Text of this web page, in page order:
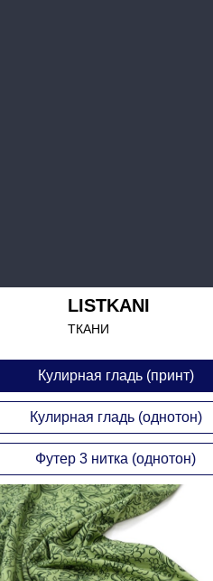
LISTKANI
ТКАНИ
Кулирная гладь (принт)
Кулирная гладь (однотон)
Футер 3 нитка (однотон)